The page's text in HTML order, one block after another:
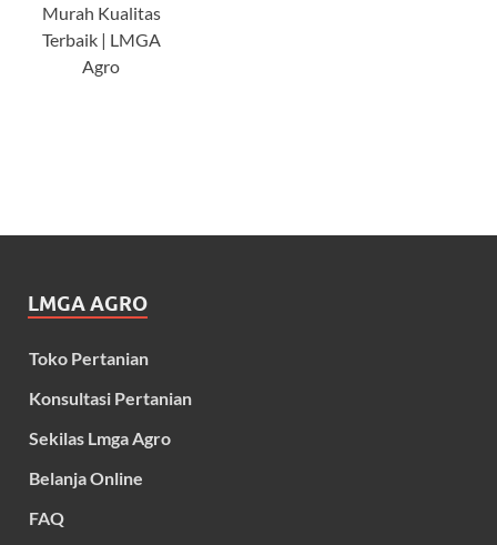
Murah Kualitas
Terbaik | LMGA
Agro
LMGA AGRO
Toko Pertanian
Konsultasi Pertanian
Sekilas Lmga Agro
Belanja Online
FAQ